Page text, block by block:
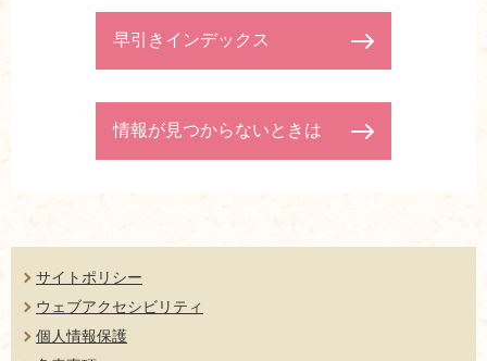
早引きインデックス
情報が見つからないときは
サイトポリシー
ウェブアクセシビリティ
個人情報保護